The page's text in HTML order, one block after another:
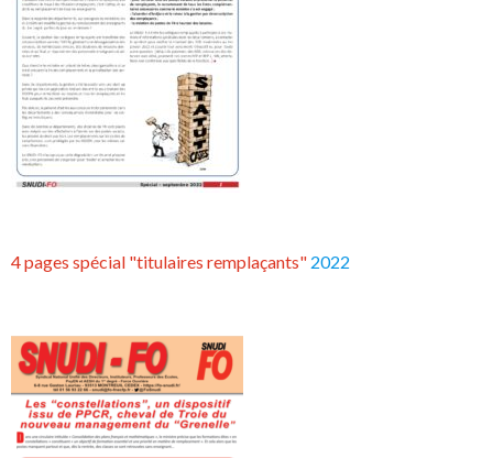
4 pages spécial "titulaires remplaçants" 2022